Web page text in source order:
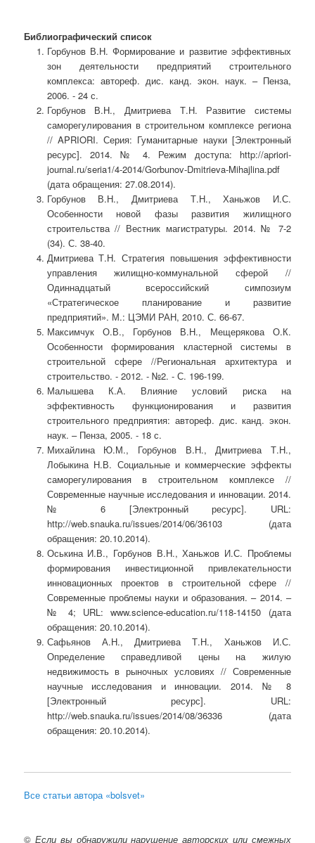
Библиографический список
Горбунов В.Н. Формирование и развитие эффективных
зон деятельности предприятий строительного
комплекса: автореф. дис. канд. экон. наук. – Пенза,
2006. - 24 с.
Горбунов В.Н., Дмитриева Т.Н. Развитие системы
саморегулирования в строительном комплексе региона
// APRIORI. Серия: Гуманитарные науки [Электронный
ресурс]. 2014. № 4. Режим доступа: http://apriori-
journal.ru/seria1/4-2014/Gorbunov-Dmitrieva-Mihajlina.pdf
(дата обращения: 27.08.2014).
Горбунов В.Н., Дмитриева Т.Н., Ханьжов И.С.
Особенности новой фазы развития жилищного
строительства // Вестник магистратуры. 2014. № 7-2
(34). С. 38-40.
Дмитриева Т.Н. Стратегия повышения эффективности
управления жилищно-коммунальной сферой //
Одиннадцатый всероссийский симпозиум
«Стратегическое планирование и развитие
предприятий». М.: ЦЭМИ РАН, 2010. С. 66-67.
Максимчук О.В., Горбунов В.Н., Мещерякова О.К.
Особенности формирования кластерной системы в
строительной сфере //Региональная архитектура и
строительство. - 2012. - №2. - С. 196-199.
Малышева К.А. Влияние условий риска на
эффективность функционирования и развития
строительного предприятия: автореф. дис. канд. экон.
наук. – Пенза, 2005. - 18 с.
Михайлина Ю.М., Горбунов В.Н., Дмитриева Т.Н.,
Лобыкина Н.В. Социальные и коммерческие эффекты
саморегулирования в строительном комплексе //
Современные научные исследования и инновации. 2014.
№ 6 [Электронный ресурс]. URL:
http://web.snauka.ru/issues/2014/06/36103 (дата
обращения: 20.10.2014).
Оськина И.В., Горбунов В.Н., Ханьжов И.С. Проблемы
формирования инвестиционной привлекательности
инновационных проектов в строительной сфере //
Современные проблемы науки и образования. – 2014. –
№ 4; URL: www.science-education.ru/118-14150 (дата
обращения: 20.10.2014).
Сафьянов А.Н., Дмитриева Т.Н., Ханьжов И.С.
Определение справедливой цены на жилую
недвижимость в рыночных условиях // Современные
научные исследования и инновации. 2014. № 8
[Электронный ресурс]. URL:
http://web.snauka.ru/issues/2014/08/36336 (дата
обращения: 20.10.2014).
Все статьи автора «bolsvet»
© Если вы обнаружили нарушение авторских или смежных